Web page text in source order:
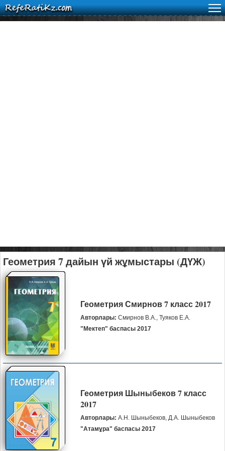
Геометрия 7 дайын үй жұмыстары (ДҮЖ)
Геометрия Смирнов 7 класс 2017
Авторлары: Смирнов В.А., Туяков Е.А.
"Мектеп" баспасы 2017
Геометрия Шыныбеков 7 класс
2017
Авторлары: А.Н. Шыныбеков, Д.А. Шыныбеков
"Атамұра" баспасы 2017